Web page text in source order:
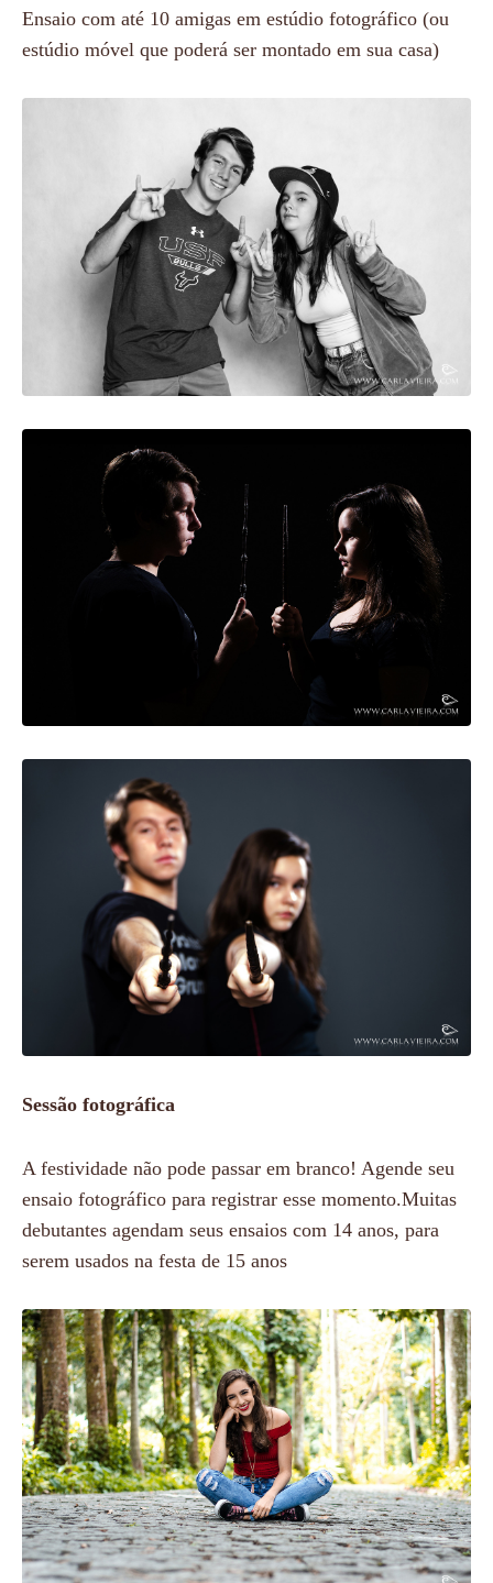
Ensaio com até 10 amigas em estúdio fotográfico (ou
estúdio móvel que poderá ser montado em sua casa)
Sessão fotográfica
A festividade não pode passar em branco! Agende seu
ensaio fotográfico para registrar esse momento.Muitas
debutantes agendam seus ensaios com 14 anos, para
serem usados na festa de 15 anos